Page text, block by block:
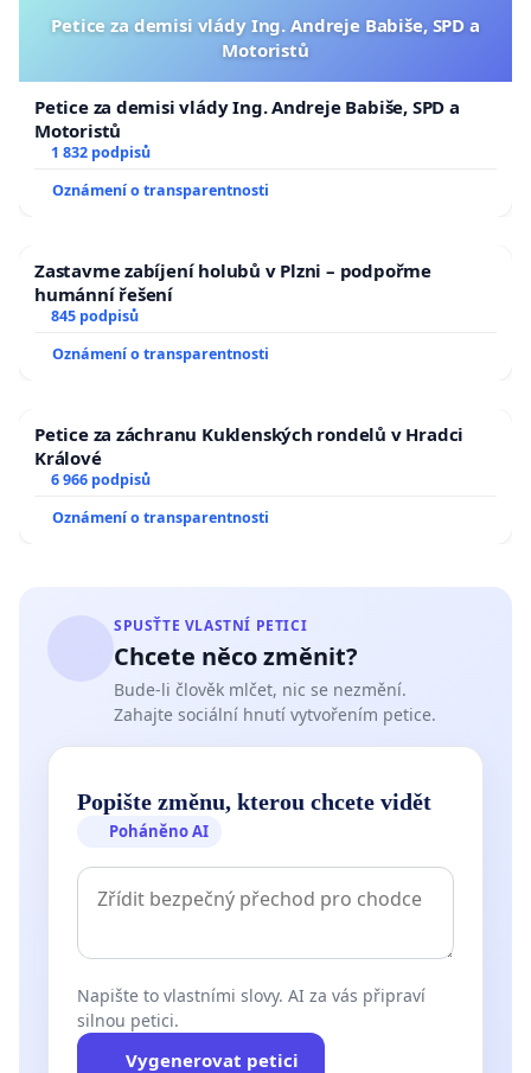
Petice za demisi vlády Ing. Andreje Babiše, SPD a
Motoristů
Petice za demisi vlády Ing. Andreje Babiše, SPD a
Motoristů
1 832 podpisů
Oznámení o transparentnosti
Zastavme zabíjení holubů v Plzni – podpořme
humánní řešení
845 podpisů
Oznámení o transparentnosti
Petice za záchranu Kuklenských rondelů v Hradci
Králové
6 966 podpisů
Oznámení o transparentnosti
SPUSŤTE VLASTNÍ PETICI
Chcete něco změnit?
Bude-li člověk mlčet, nic se nezmění.
Zahajte sociální hnutí vytvořením petice.
Popište změnu, kterou chcete vidět
Poháněno AI
Napište to vlastními slovy. AI za vás připraví
silnou petici.
Vygenerovat petici